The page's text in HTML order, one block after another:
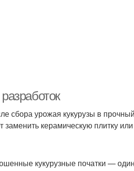
сбора урожая кукурузы в
керамическую плитку или
кукурузные початки —